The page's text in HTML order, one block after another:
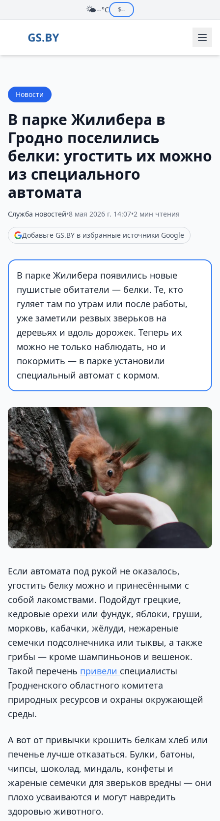
🌤️--°C $--
Новости
В парке Жилибера в
Гродно поселились
белки: угостить их можно
из специального
автомата
Служба новостей•8 мая 2026 г. 14:07•2 мин чтения
Добавьте GS.BY в избранные источники Google
В парке Жилибера появились новые
пушистые обитатели — белки. Те, кто
гуляет там по утрам или после работы,
уже заметили резвых зверьков на
деревьях и вдоль дорожек. Теперь их
можно не только наблюдать, но и
покормить — в парке установили
специальный автомат с кормом.
Если автомата под рукой не оказалось,
угостить белку можно и принесёнными с
собой лакомствами. Подойдут грецкие,
кедровые орехи или фундук, яблоки, груши,
морковь, кабачки, жёлуди, нежареные
семечки подсолнечника или тыквы, а также
грибы — кроме шампиньонов и вешенок.
Такой перечень привели специалисты
Гродненского областного комитета
природных ресурсов и охраны окружающей
среды.
А вот от привычки крошить белкам хлеб или
печенье лучше отказаться. Булки, батоны,
чипсы, шоколад, миндаль, конфеты и
жареные семечки для зверьков вредны — они
плохо усваиваются и могут навредить
здоровью животного.